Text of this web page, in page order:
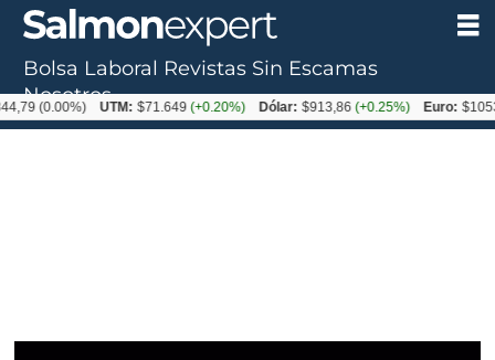
Bolsa Laboral Revistas Sin Escamas
Nosotros
UTM: $71.649(+0.20%) Dólar: $913,86(+0.25%) Euro: $1053,08(-